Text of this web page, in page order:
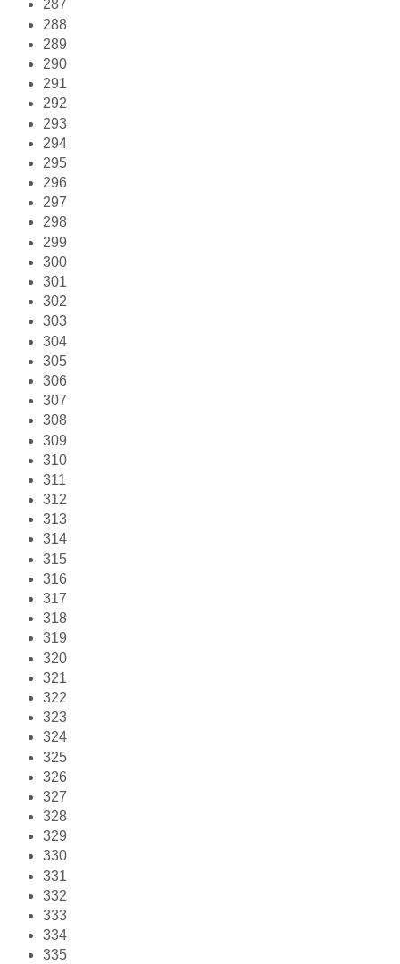
287
288
289
290
291
292
293
294
295
296
297
298
299
300
301
302
303
304
305
306
307
308
309
310
311
312
313
314
315
316
317
318
319
320
321
322
323
324
325
326
327
328
329
330
331
332
333
334
335